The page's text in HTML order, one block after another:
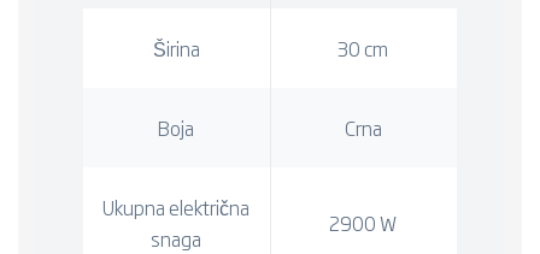
Širina 30 cm
Boja Crna
Ukupna električna
snaga
2900 W